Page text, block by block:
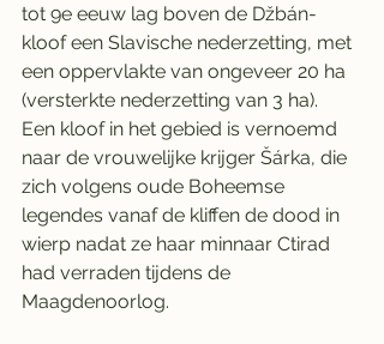
tot 9e eeuw lag boven de Džbán-
kloof een Slavische nederzetting, met
een oppervlakte van ongeveer 20 ha
(versterkte nederzetting van 3 ha).
Een kloof in het gebied is vernoemd
naar de vrouwelijke krijger Šárka, die
zich volgens oude Boheemse
legendes vanaf de kliffen de dood in
wierp nadat ze haar minnaar Ctirad
had verraden tijdens de
Maagdenoorlog.